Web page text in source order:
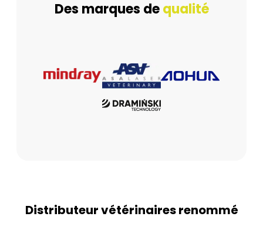
Des marques de qualité
Distributeur vétérinaires renommé